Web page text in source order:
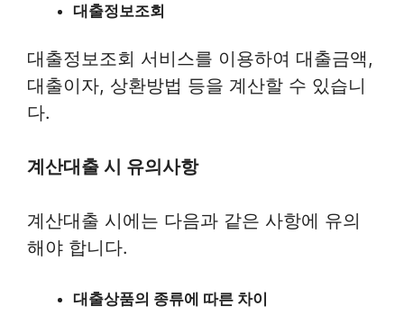
대출정보조회
대출정보조회 서비스를 이용하여 대출금액,
대출이자, 상환방법 등을 계산할 수 있습니
다.
계산대출 시 유의사항
계산대출 시에는 다음과 같은 사항에 유의
해야 합니다.
대출상품의 종류에 따른 차이